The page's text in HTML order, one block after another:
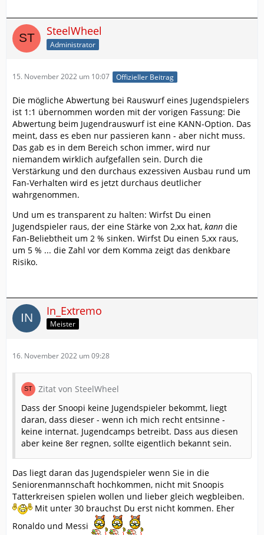
SteelWheel
Administrator
15. November 2022 um 10:07 Offizieller Beitrag
Die mögliche Abwertung bei Rauswurf eines Jugendspielers
ist 1:1 übernommen worden mit der vorigen Fassung: Die
Abwertung beim Jugendrauswurf ist eine KANN-Option. Das
meint, dass es eben nur passieren kann - aber nicht muss.
Das gab es in dem Bereich schon immer, wird nur
niemandem wirklich aufgefallen sein. Durch die
Verstärkung und den durchaus exzessiven Ausbau rund um
Fan-Verhalten wird es jetzt durchaus deutlicher
wahrgenommen.
Und um es transparent zu halten: Wirfst Du einen
Jugendspieler raus, der eine Stärke von 2,xx hat, kann die
Fan-Beliebtheit um 2 % sinken. Wirfst Du einen 5,xx raus,
um 5 % ... die Zahl vor dem Komma zeigt das denkbare
Risiko.
In_Extremo
Meister
16. November 2022 um 09:28
Zitat von SteelWheel
Dass der Snoopi keine Jugendspieler bekommt, liegt
daran, dass dieser - wenn ich mich recht entsinne -
keine internat. Jugendcamps betreibt. Dass aus diesen
aber keine 8er regnen, sollte eigentlich bekannt sein.
Das liegt daran das Jugendspieler wenn Sie in die
Seniorenmannschaft hochkommen, nicht mit Snoopis
Tatterkreisen spielen wollen und lieber gleich wegbleiben.
Mit unter 30 brauchst Du erst nicht kommen. Eher
Ronaldo und Messi